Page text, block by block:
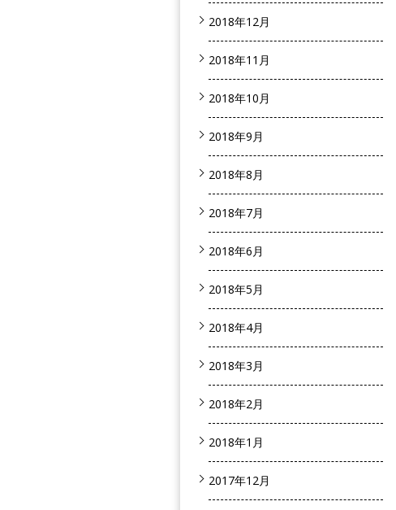
2018年12月
2018年11月
2018年10月
2018年9月
2018年8月
2018年7月
2018年6月
2018年5月
2018年4月
2018年3月
2018年2月
2018年1月
2017年12月